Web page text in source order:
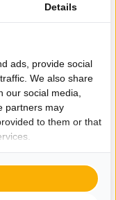
We zullen
Abonneer
Details
ads, provide social
We also share
our social media,
partners may
to them or that